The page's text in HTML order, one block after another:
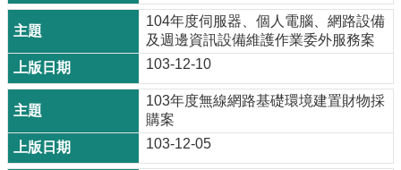
104年度伺服器、個人電腦、網路設備
及週邊資訊設備維護作業委外服務案
103-12-10
103年度無線網路基礎環境建置財物採
購案
103-12-05